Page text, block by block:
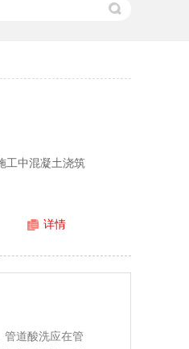
工中混凝土浇筑
详情
管道酸洗应在管